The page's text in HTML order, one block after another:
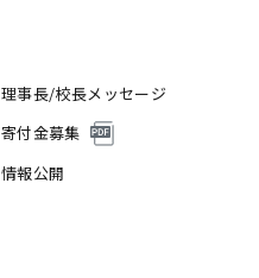
理事長/校長メッセージ
寄付金募集
情報公開